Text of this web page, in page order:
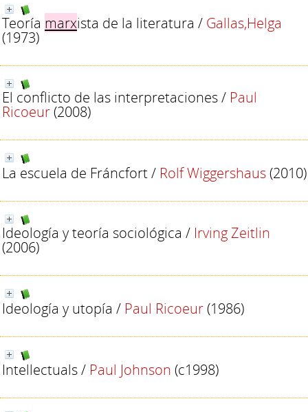
Teoría marxista de la literatura / Gallas,Helga
(1973)
El conflicto de las interpretaciones/ Paul
Ricoeur(2008)
La escuela de Fráncfort/ Rolf Wiggershaus(2010)
Ideología y teoría sociológica / Irving Zeitlin
(2006)
Ideología y utopía / Paul Ricoeur(1986)
Intellectuals/ Paul Johnson (c1998)